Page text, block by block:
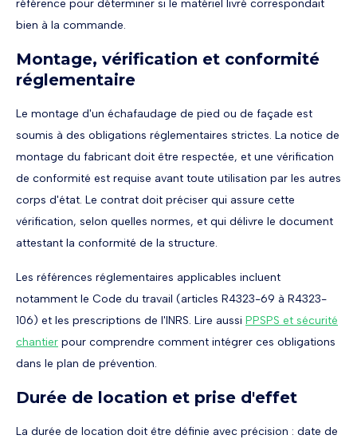
référence pour déterminer si le matériel livré correspondait
bien à la commande.
Montage, vérification et conformité
réglementaire
Le montage d'un échafaudage de pied ou de façade est
soumis à des obligations réglementaires strictes. La notice de
montage du fabricant doit être respectée, et une vérification
de conformité est requise avant toute utilisation par les autres
corps d'état. Le contrat doit préciser qui assure cette
vérification, selon quelles normes, et qui délivre le document
attestant la conformité de la structure.
Les références réglementaires applicables incluent
notamment le Code du travail (articles R4323-69 à R4323-
106) et les prescriptions de l'INRS. Lire aussi PPSPS et sécurité
chantier pour comprendre comment intégrer ces obligations
dans le plan de prévention.
Durée de location et prise d'effet
La durée de location doit être définie avec précision : date de